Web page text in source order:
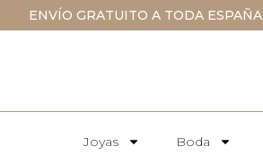
ENVÍO GRATUITO A TODA ESPAÑA
Joyas Boda